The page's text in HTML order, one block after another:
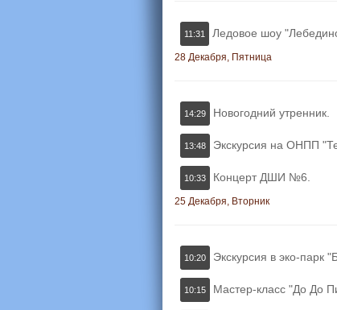
11:31 Ледовое шоу
28 Декабря, Пятница
14:29 Новогодний утренник.
13:48 Экскурсия на ОНПП
10:33 Концерт ДШИ №6.
25 Декабря, Вторник
10:20 Экскурсия в эко-парк
10:15 Мастер-класс "До До